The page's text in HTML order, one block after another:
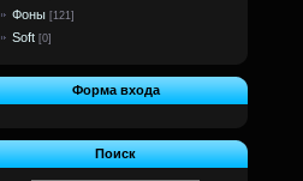
Фоны [121]
Soft [0]
Форма входа
Поиск